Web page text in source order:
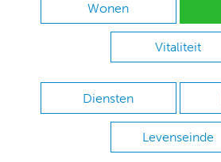
Wonen
Vitaliteit
Diensten
Levenseinde